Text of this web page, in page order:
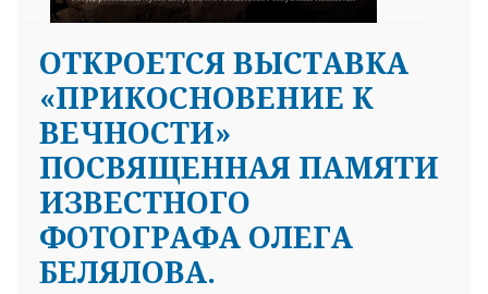
ОТКРОЕТСЯ ВЫСТАВКА
«ПРИКОСНОВЕНИЕ К
ВЕЧНОСТИ»
ПОСВЯЩЕННАЯ ПАМЯТИ
ИЗВЕСТНОГО
ФОТОГРАФА ОЛЕГА
БЕЛЯЛОВА.